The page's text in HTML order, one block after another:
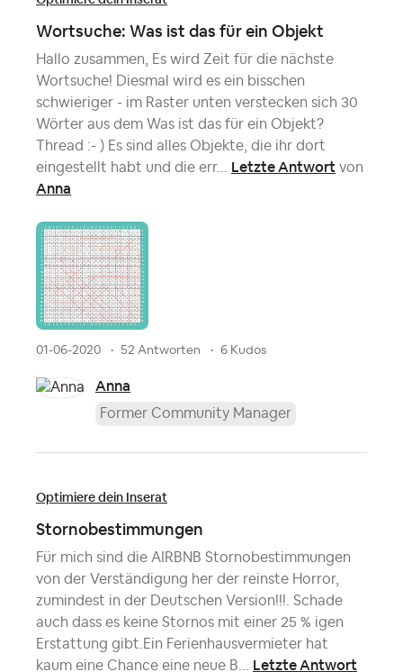
Wortsuche: Was ist das für ein Objekt
Hallo zusammen, Es wird Zeit für die nächste
Wortsuche! Diesmal wird es ein bisschen
schwieriger - im Raster unten verstecken sich 30
Wörter aus dem Was ist das für ein Objekt?
Thread :- ) Es sind alles Objekte, die ihr dort
eingestellt habt und die err... Letzte Antwort von
Anna
01-06-2020 52 Antworten 6 Kudos
Anna
Former Community Manager
Optimiere dein Inserat
Stornobestimmungen
Für mich sind die AIRBNB Stornobestimmungen
von der Verständigung her der reinste Horror,
zumindest in der Deutschen Version!!!. Schade
auch dass es keine Stornos mit einer 25 % igen
Erstattung gibt.Ein Ferienhausvermieter hat
kaum eine Chance eine neue B... Letzte Antwort